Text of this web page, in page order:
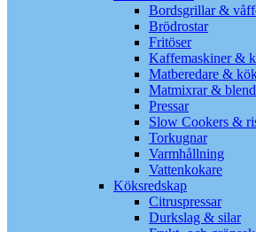
Bordsgrillar &
Brödrostar
Fritöser
Kaffemaskiner &
Matberedare &
Matmixrar &
Pressar
Slow Cookers &
Torkugnar
Varmhållning
Vattenkokare
Köksredskap
Citruspressar
Durkslag & silar